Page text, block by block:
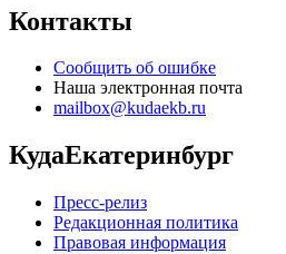
Контакты
Сообщить об ошибке
Наша электронная почта
mailbox@kudaekb.ru
КудаЕкатеринбург
Пресс-релиз
Редакционная политика
Правовая информация